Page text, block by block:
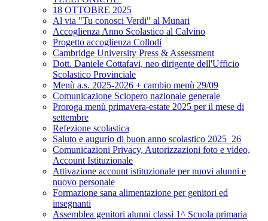
18 OTTOBRE 2025
Al via "Tu conosci Verdi" al Munari
Accoglienza Anno Scolastico al Calvino
Progetto accoglienza Collodi
Cambridge University Press & Assessment
Dott. Daniele Cottafavi, neo dirigente dell'Ufficio
Scolastico Provinciale
Menù a.s. 2025-2026 + cambio menù 29/09
Comunicazione Sciopero nazionale generale
Proroga menù primavera-estate 2025 per il mese di
settembre
Refezione scolastica
Saluto e augurio di buon anno scolastico 2025_26
Comunicazioni Privacy, Autorizzazioni foto e video,
Account Istituzionale
Attivazione account istituzionale per nuovi alunni e
nuovo personale
Formazione sana alimentazione per genitori ed
insegnanti
Assemblea genitori alunni classi 1^ Scuola primaria